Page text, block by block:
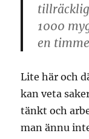
1000
en
Lite här och
kan veta
tänkt och
man ännu